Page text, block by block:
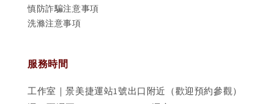
慎防詐騙注意事項
洗滌注意事項
服務時間
工作室｜景美捷運站1號出口附近（歡迎預約參觀）